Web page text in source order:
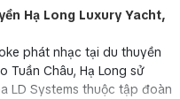
Hạ Long Luxury Yacht,
phát nhạc tại du thuyền
Tuần Châu, Hạ Long sử
LD Systems thuộc tập đoàn